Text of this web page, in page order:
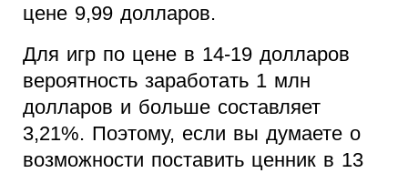
цене 9,99 долларов.
Для игр по цене в 14-19 долларов
вероятность заработать 1 млн
долларов и больше составляет
3,21%. Поэтому, если вы думаете о
возможности поставить ценник в 13